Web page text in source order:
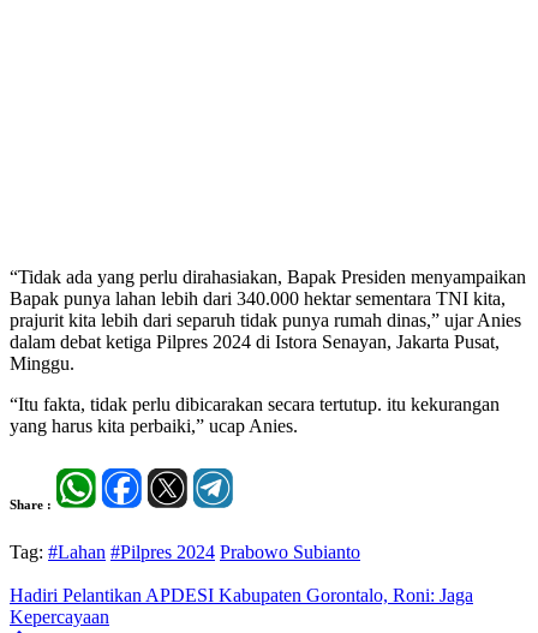
“Tidak ada yang perlu dirahasiakan, Bapak Presiden menyampaikan
Bapak punya lahan lebih dari 340.000 hektar sementara TNI kita,
prajurit kita lebih dari separuh tidak punya rumah dinas,” ujar Anies
dalam debat ketiga Pilpres 2024 di Istora Senayan, Jakarta Pusat,
Minggu.
“Itu fakta, tidak perlu dibicarakan secara tertutup. itu kekurangan
yang harus kita perbaiki,” ucap Anies.
Share :
Tag: #Lahan #Pilpres 2024 Prabowo Subianto
Hadiri Pelantikan APDESI Kabupaten Gorontalo, Roni: Jaga
Kepercayaan